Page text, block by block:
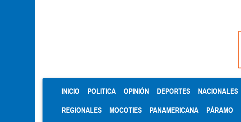
INICIO (CURRENT)
POLITICA OPINIÓN DEPORTES NACIONALES
REGIONALES MOCOTIES PANAMERICANA PÁRAMO